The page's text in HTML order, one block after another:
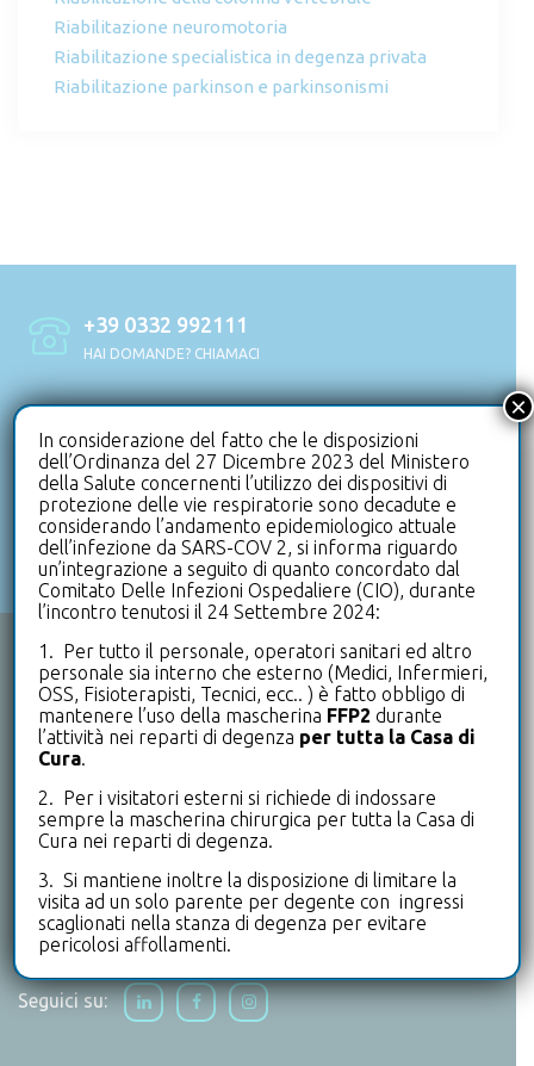
Riabilitazione neuromotoria
Riabilitazione specialistica in degenza privata
Riabilitazione parkinson e parkinsonismi
+39 0332 992111
HAI DOMANDE? CHIAMACI
HAI BISOGNO DI SUPPORTO? SCRIVICI
+39 0332 992500
UFFICIO PRENOTAZIONI
CHI SIAMO
Le Terrazze è un punto di riferimento a livello nazionale
per tutto ciò che riguarda la riabilitazione in degenza e
Un primato di eccellenza che si ritrova anche
nell’offerta poliambulatoriale, di medicina dello sport e
nei servizi di assistenza alla persona che offre.
Scopri di più
Seguici su:
In considerazione del fatto che le disposizioni
dell’Ordinanza del 27 Dicembre 2023 del Ministero
della Salute concernenti l’utilizzo dei dispositivi di
protezione delle vie respiratorie sono decadute e
considerando l’andamento epidemiologico attuale
dell’infezione da SARS-COV 2, si informa riguardo
un’integrazione a seguito di quanto concordato dal
Comitato Delle Infezioni Ospedaliere (CIO), durante
l’incontro tenutosi il 24 Settembre 2024:
1. Per tutto il personale, operatori sanitari ed altro
personale sia interno che esterno (Medici, Infermieri,
OSS, Fisioterapisti, Tecnici, ecc.. ) è fatto obbligo di
mantenere l’uso della mascherina FFP2 durante
l’attività nei reparti di degenza per tutta la Casa di
Cura.
2. Per i visitatori esterni si richiede di indossare
sempre la mascherina chirurgica per tutta la Casa di
Cura nei reparti di degenza.
3. Si mantiene inoltre la disposizione di limitare la
visita ad un solo parente per degente con ingressi
scaglionati nella stanza di degenza per evitare
pericolosi affollamenti.
×